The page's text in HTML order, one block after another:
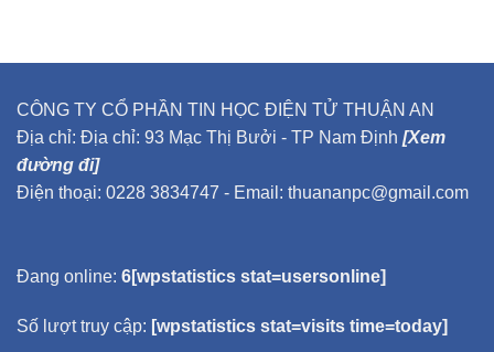
CÔNG TY CỔ PHẦN TIN HỌC ĐIỆN TỬ THUẬN AN
Địa chỉ: Địa chỉ: 93 Mạc Thị Bưởi - TP Nam Định [Xem
đường đi]
Điện thoại: 0228 3834747 - Email: thuananpc@gmail.com
Đang online: 6[wpstatistics stat=usersonline]
Số lượt truy cập: [wpstatistics stat=visits time=today]